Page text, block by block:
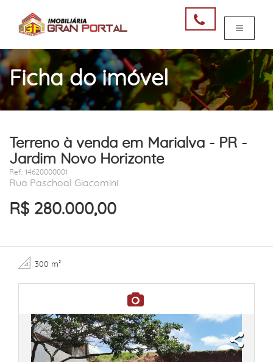
Ficha do imóvel
Terreno à venda em Marialva - PR -
Jardim Novo Horizonte
Ref.: 14620000001
Rua Paschoal Giacomini
R$ 280.000,00
300 m²